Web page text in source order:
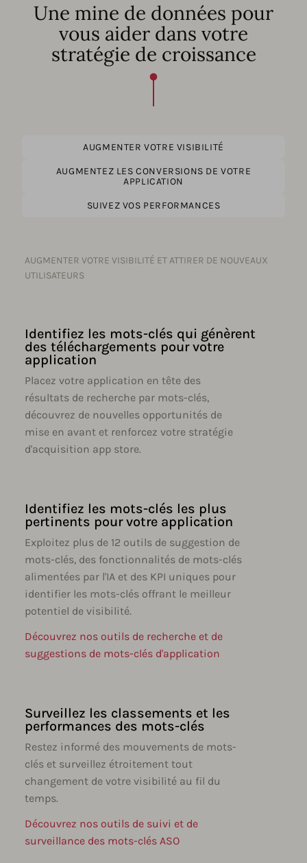
Une mine de données pour
vous aider dans votre
stratégie de croissance
AUGMENTER VOTRE VISIBILITÉ
AUGMENTEZ LES CONVERSIONS DE VOTRE
APPLICATION
SUIVEZ VOS PERFORMANCES
AUGMENTER VOTRE VISIBILITÉ ET ATTIRER DE NOUVEAUX
UTILISATEURS
Identifiez les mots-clés qui génèrent
des téléchargements pour votre
application
Placez votre application en tête des
résultats de recherche par mots-clés,
découvrez de nouvelles opportunités de
mise en avant et renforcez votre stratégie
d'acquisition app store.
Identifiez les mots-clés les plus
pertinents pour votre application
Exploitez plus de 12 outils de suggestion de
mots-clés, des fonctionnalités de mots-clés
alimentées par l'IA et des KPI uniques pour
identifier les mots-clés offrant le meilleur
potentiel de visibilité.
Découvrez nos outils de recherche et de
suggestions de mots-clés d'application
Surveillez les classements et les
performances des mots-clés
Restez informé des mouvements de mots-
clés et surveillez étroitement tout
changement de votre visibilité au fil du
temps.
Découvrez nos outils de suivi et de
surveillance des mots-clés ASO